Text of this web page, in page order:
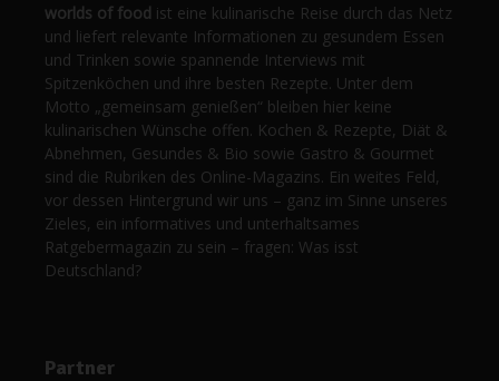
worlds of food ist eine kulinarische Reise durch das Netz
und liefert relevante Informationen zu gesundem Essen
und Trinken sowie spannende Interviews mit
Spitzenköchen und ihre besten Rezepte. Unter dem
Motto „gemeinsam genießen“ bleiben hier keine
kulinarischen Wünsche offen. Kochen & Rezepte, Diät &
Abnehmen, Gesundes & Bio sowie Gastro & Gourmet
sind die Rubriken des Online-Magazins. Ein weites Feld,
vor dessen Hintergrund wir uns – ganz im Sinne unseres
Zieles, ein informatives und unterhaltsames
Ratgebermagazin zu sein – fragen: Was isst
Deutschland?
Partner